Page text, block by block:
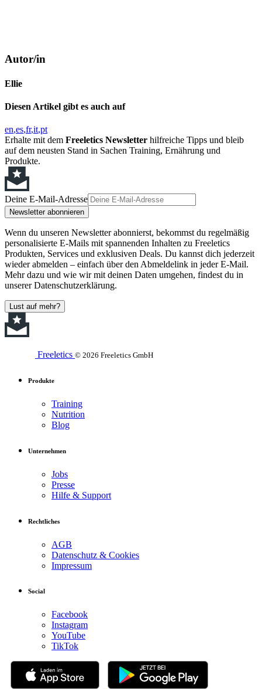
Autor/in
Ellie
Diesen Artikel gibt es auch auf
en es fr it pt
Erhalte mit dem Freeletics Newsletter hilfreiche Tipps und bleib
auf dem neusten Stand in Sachen Training, Ernährung und
Produkte.
Deine E-Mail-Adresse
Newsletter abonnieren
Wenn du unseren Newsletter abonnierst, bekommst du regelmäßig
personalisierte E-Mails mit spannenden Inhalten zu Freeletics
Produkten, Services und exklusiven Deals. Du kannst dich jederzeit
wieder abmelden – einfach über den Abmeldelink in jeder E-Mail.
Mehr dazu und wie wir mit deinen Daten umgehen, findest du in
unserer Datenschutzerklärung.
Lust auf mehr?
Freeletics © 2026 Freeletics GmbH
Produkte
Training
Nutrition
Blog
Unternehmen
Jobs
Presse
Hilfe & Support
Rechtliches
AGB
Datenschutz & Cookies
Impressum
Social
Facebook
Instagram
YouTube
TikTok